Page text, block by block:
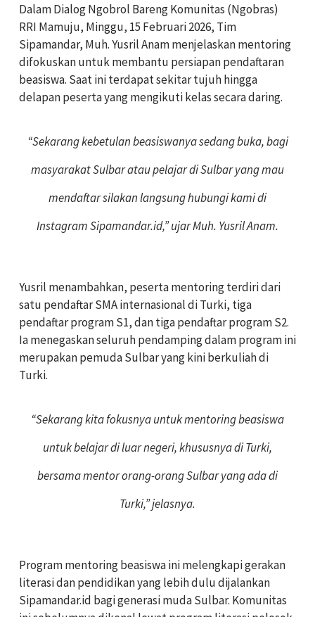
Dalam Dialog Ngobrol Bareng Komunitas (Ngobras)
RRI Mamuju, Minggu, 15 Februari 2026, Tim
Sipamandar, Muh. Yusril Anam menjelaskan mentoring
difokuskan untuk membantu persiapan pendaftaran
beasiswa. Saat ini terdapat sekitar tujuh hingga
delapan peserta yang mengikuti kelas secara daring.
“Sekarang kebetulan beasiswanya sedang buka, bagi
masyarakat Sulbar atau pelajar di Sulbar yang mau
mendaftar silakan langsung hubungi kami di
Instagram Sipamandar.id,” ujar Muh. Yusril Anam.
Yusril menambahkan, peserta mentoring terdiri dari
satu pendaftar SMA internasional di Turki, tiga
pendaftar program S1, dan tiga pendaftar program S2.
Ia menegaskan seluruh pendamping dalam program ini
merupakan pemuda Sulbar yang kini berkuliah di
Turki.
“Sekarang kita fokusnya untuk mentoring beasiswa
untuk belajar di luar negeri, khususnya di Turki,
bersama mentor orang-orang Sulbar yang ada di
Turki,” jelasnya.
Program mentoring beasiswa ini melengkapi gerakan
literasi dan pendidikan yang lebih dulu dijalankan
Sipamandar.id bagi generasi muda Sulbar. Komunitas